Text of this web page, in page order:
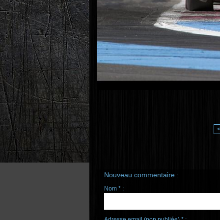
<
Nouveau commentaire :
Nom * :